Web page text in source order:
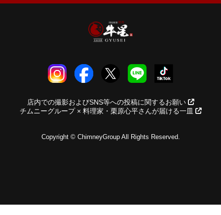
店内での撮影およびSNS等への投稿に関するお願い
チムニーグループ × 料理家・栗原心平さんが届ける一皿
Copyright © ChimneyGroup All Rights Reserved.